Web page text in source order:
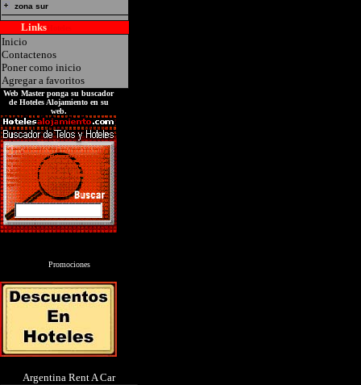
zona sur
Links
Inicio
Contactenos
Poner como inicio
Agregar a favoritos
Web Master ponga su buscador
de Hoteles Alojamiento en su
web.
Promociones
Argentina Rent A Car